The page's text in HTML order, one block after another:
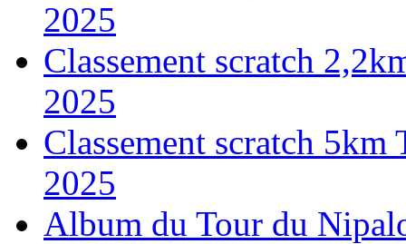
2025
Classement scratch
2025
Classement scratch
2025
Album du Tour du